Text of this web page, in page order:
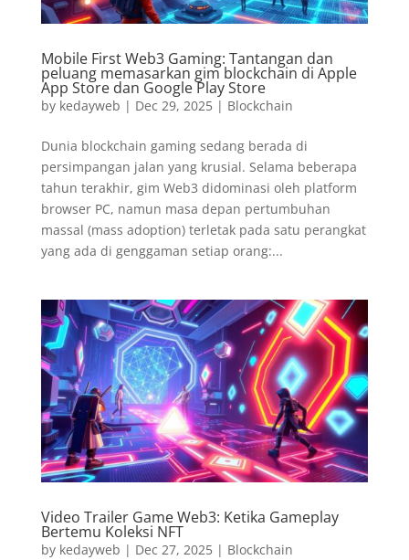
Mobile First Web3 Gaming: Tantangan dan
peluang memasarkan gim blockchain di Apple
App Store dan Google Play Store
by kedayweb | Dec 29, 2025| Blockchain
Dunia blockchain gaming sedang berada di
persimpangan jalan yang krusial. Selama beberapa
tahun terakhir, gim Web3 didominasi oleh platform
browser PC, namun masa depan pertumbuhan
massal (mass adoption) terletak pada satu perangkat
yang ada di genggaman setiap orang:...
Video Trailer Game Web3: Ketika Gameplay
Bertemu Koleksi NFT
by kedayweb | Dec 27, 2025| Blockchain